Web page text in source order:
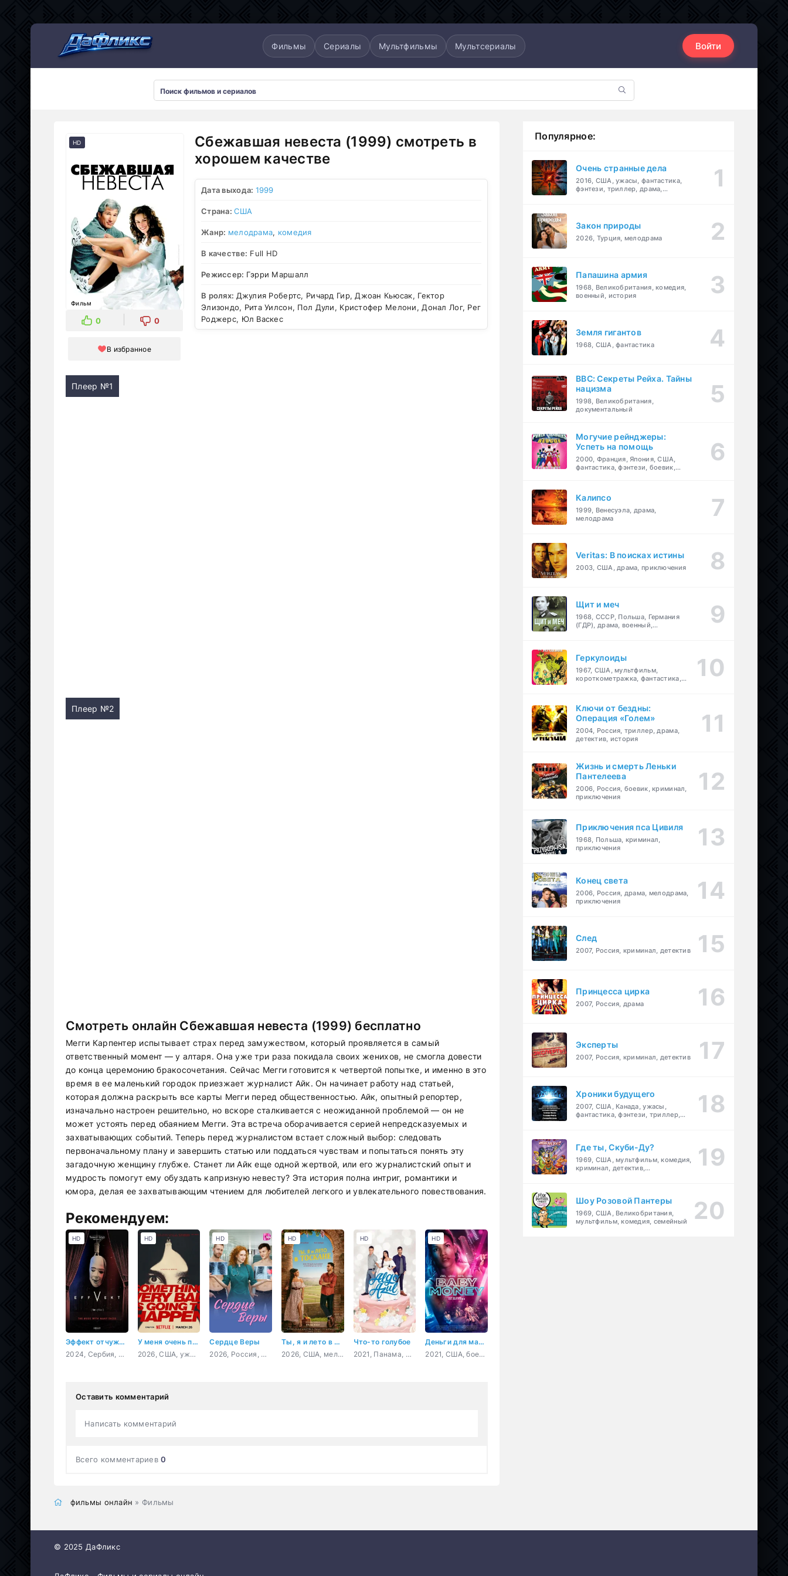
Фильмы Сериалы Мультфильмы Мультсериалы Войти
HD
Фильм
0 0
В избранное
Сбежавшая невеста (1999) смотреть в
хорошем качестве
Дата выхода: 1999
Страна:США
Жанр: мелодрама, комедия
В качестве: Full HD
Режиссер: Гэрри Маршалл
В ролях: Джулия Робертс, Ричард Гир, Джоан Кьюсак, Гектор
Элизондо, Рита Уилсон, Пол Дули, Кристофер Мелони, Донал Лог, Рег
Роджерс, Юл Васкес
Плеер №1
Плеер №2
Смотреть онлайн Сбежавшая невеста (1999) бесплатно
Мегги Карпентер испытывает страх перед замужеством, который проявляется в самый
ответственный момент — у алтаря. Она уже три раза покидала своих женихов, не смогла довести
до конца церемонию бракосочетания. Сейчас Мегги готовится к четвертой попытке, и именно в это
время в ее маленький городок приезжает журналист Айк. Он начинает работу над статьей,
которая должна раскрыть все карты Мегги перед общественностью. Айк, опытный репортер,
изначально настроен решительно, но вскоре сталкивается с неожиданной проблемой — он не
может устоять перед обаянием Мегги. Эта встреча оборачивается серией непредсказуемых и
захватывающих событий. Теперь перед журналистом встает сложный выбор: следовать
первоначальному плану и завершить статью или поддаться чувствам и попытаться понять эту
загадочную женщину глубже. Станет ли Айк еще одной жертвой, или его журналистский опыт и
мудрость помогут ему обуздать капризную невесту? Эта история полна интриг, романтики и
юмора, делая ее захватывающим чтением для любителей легкого и увлекательного повествования.
Рекомендуем:
Эффект отчуждения
2024, Сербия, драма
HD
У меня очень плохое предчувствие
2026, США, ужасы, драма
HD
Сердце Веры
2026, Россия, мелодрама
HD
Ты, я и лето в Тоскане
2026, США, мелодрама, комедия
HD
Что-то голубое
2021, Панама, Колумбия, комедия
HD
Деньги для малышки
2021, США, боевик, триллер
HD
Оставить комментарий
Написать комментарий
Всего комментариев0
фильмы онлайн » Фильмы
Популярное:
Очень странные дела
2016, США, ужасы, фантастика,
фэнтези, триллер, драма,
Закон природы
2026, Турция, мелодрама
Папашина армия
1968, Великобритания, комедия,
военный, история
Земля гигантов
1968, США, фантастика
BBC: Секреты Рейха. Тайны
нацизма
1998, Великобритания,
документальный
Могучие рейнджеры:
Успеть на помощь
2000, Франция, Япония, США,
фантастика, фэнтези, боевик,
Калипсо
1999, Венесуэла, драма,
мелодрама
Veritas: В поисках истины
2003, США, драма, приключения
Щит и меч
1968, СССР, Польша, Германия
(ГДР), драма, военный,
Геркулоиды
1967, США, мультфильм,
короткометражка, фантастика,
Ключи от бездны:
Операция «Голем»
2004, Россия, триллер, драма,
детектив, история
Жизнь и смерть Леньки
Пантелеева
2006, Россия, боевик, криминал,
приключения
Приключения пса Цивиля
1968, Польша, криминал,
приключения
Конец света
2006, Россия, драма, мелодрама,
приключения
След
2007, Россия, криминал, детектив
Принцесса цирка
2007, Россия, драма
Эксперты
2007, Россия, криминал, детектив
Хроники будущего
2007, США, Канада, ужасы,
фантастика, фэнтези, триллер,
Где ты, Скуби-Ду?
1969, США, мультфильм, комедия,
криминал, детектив,
Шоу Розовой Пантеры
1969, США, Великобритания,
мультфильм, комедия, семейный
© 2025 ДаФликс
Мультсериалы